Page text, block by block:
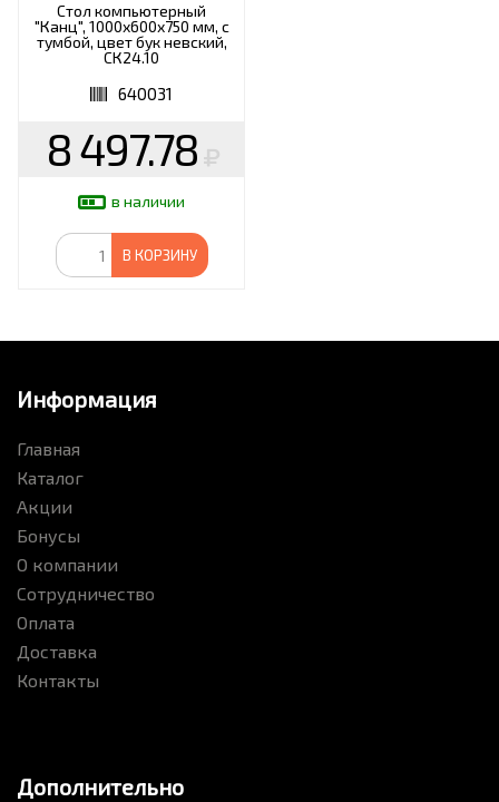
Стол компьютерный
"Канц", 1000х600х750 мм, с
тумбой, цвет бук невский,
СК24.10
640031
8 497.78
в наличии
В КОРЗИНУ
Информация
Главная
Каталог
Акции
Бонусы
О компании
Сотрудничество
Оплата
Доставка
Контакты
Дополнительно